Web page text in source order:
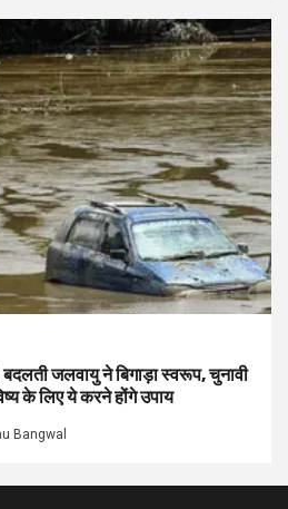
जलवायु ने बिगाड़ा स्वरूप, चुनावी
के लिए ये करने होंगे उपाय
Bangwal